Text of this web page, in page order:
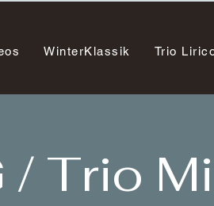
WinterKlassik Trio
/ Trio